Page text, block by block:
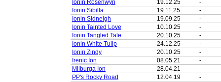
Ionin Rosenwyn
19.12.25
-
Ionin Sibilla
19.11.25
-
Ionin Sidneigh
19.09.25
-
Ionin Tainted Love
10.10.25
-
Ionin Tangled Tale
20.10.25
-
Ionin White Tulip
24.12.25
-
Ionin Zindy
20.10.25
-
Irenic Ion
08.05.21
-
Milburga Ion
28.04.21
-
PP's Rocky Road
12.04.19
-